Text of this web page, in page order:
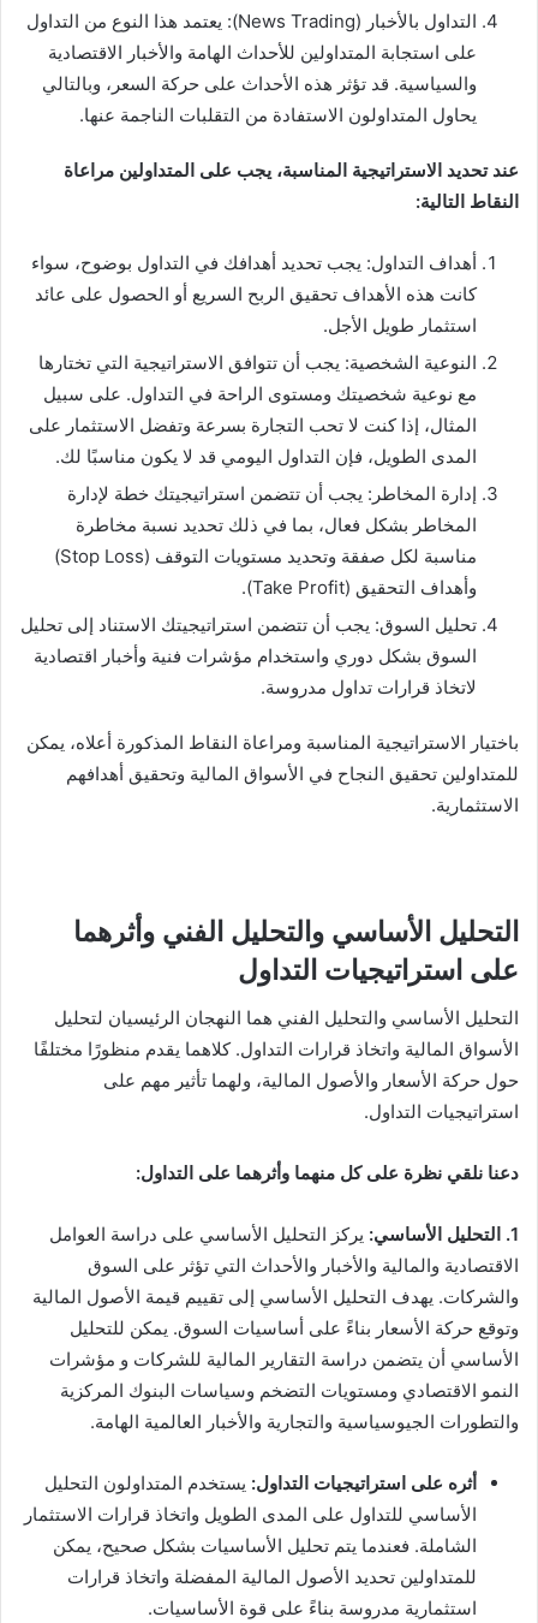
التداول بالأخبار (News Trading): يعتمد هذا النوع من التداول
على استجابة المتداولين للأحداث الهامة والأخبار الاقتصادية
والسياسية. قد تؤثر هذه الأحداث على حركة السعر، وبالتالي
يحاول المتداولون الاستفادة من التقلبات الناجمة عنها.
عند تحديد الاستراتيجية المناسبة، يجب على المتداولين مراعاة
النقاط التالية:
أهداف التداول: يجب تحديد أهدافك في التداول بوضوح، سواء
كانت هذه الأهداف تحقيق الربح السريع أو الحصول على عائد
استثمار طويل الأجل.
النوعية الشخصية: يجب أن تتوافق الاستراتيجية التي تختارها
مع نوعية شخصيتك ومستوى الراحة في التداول. على سبيل
المثال، إذا كنت لا تحب التجارة بسرعة وتفضل الاستثمار على
المدى الطويل، فإن التداول اليومي قد لا يكون مناسبًا لك.
إدارة المخاطر: يجب أن تتضمن استراتيجيتك خطة لإدارة
المخاطر بشكل فعال، بما في ذلك تحديد نسبة مخاطرة
مناسبة لكل صفقة وتحديد مستويات التوقف (Stop Loss)
وأهداف التحقيق (Take Profit).
تحليل السوق: يجب أن تتضمن استراتيجيتك الاستناد إلى تحليل
السوق بشكل دوري واستخدام مؤشرات فنية وأخبار اقتصادية
لاتخاذ قرارات تداول مدروسة.
باختيار الاستراتيجية المناسبة ومراعاة النقاط المذكورة أعلاه، يمكن
للمتداولين تحقيق النجاح في الأسواق المالية وتحقيق أهدافهم
الاستثمارية.
التحليل الأساسي والتحليل الفني وأثرهما
على استراتيجيات التداول
التحليل الأساسي والتحليل الفني هما النهجان الرئيسيان لتحليل
الأسواق المالية واتخاذ قرارات التداول. كلاهما يقدم منظورًا مختلفًا
حول حركة الأسعار والأصول المالية، ولهما تأثير مهم على
استراتيجيات التداول.
دعنا نلقي نظرة على كل منهما وأثرهما على التداول:
1. التحليل الأساسي:
يركز التحليل الأساسي على دراسة العوامل
الاقتصادية والمالية والأخبار والأحداث التي تؤثر على السوق
والشركات. يهدف التحليل الأساسي إلى تقييم قيمة الأصول المالية
وتوقع حركة الأسعار بناءً على أساسيات السوق. يمكن للتحليل
الأساسي أن يتضمن دراسة التقارير المالية للشركات و مؤشرات
النمو الاقتصادي ومستويات التضخم وسياسات البنوك المركزية
والتطورات الجيوسياسية والتجارية والأخبار العالمية الهامة.
أثره على استراتيجيات التداول: يستخدم المتداولون التحليل
الأساسي للتداول على المدى الطويل واتخاذ قرارات الاستثمار
الشاملة. فعندما يتم تحليل الأساسيات بشكل صحيح، يمكن
للمتداولين تحديد الأصول المالية المفضلة واتخاذ قرارات
استثمارية مدروسة بناءً على قوة الأساسيات.